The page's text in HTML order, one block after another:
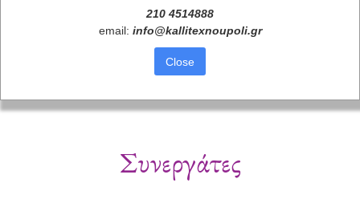
Συνεργάτες
210 4514888
email: info@kallitexnoupoli.gr
Close